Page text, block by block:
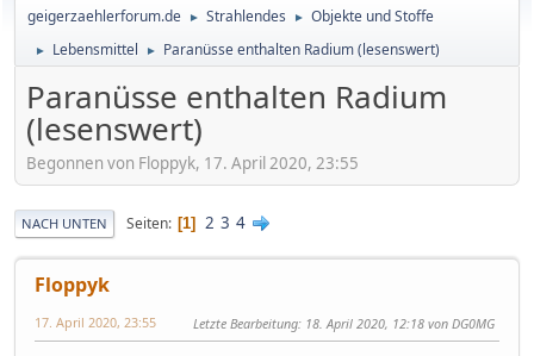
geigerzaehlerforum.de ► Strahlendes ► Objekte und Stoffe
► Lebensmittel ► Paranüsse enthalten Radium (lesenswert)
Paranüsse enthalten Radium
(lesenswert)
Begonnen von Floppyk, 17. April 2020, 23:55
NACH UNTEN Seiten 1 2 3 4
Floppyk
17. April 2020, 23:55 Letzte Bearbeitung: 18. April 2020, 12:18 von DG0MG